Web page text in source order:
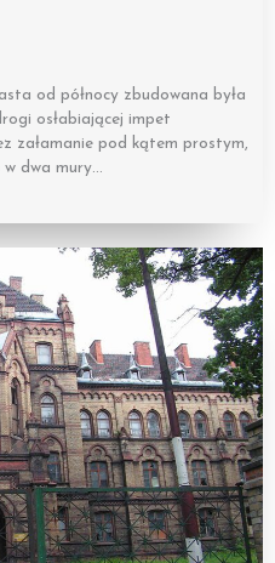
od północy zbudowana była
osłabiającej impet
załamanie pod kątem prostym,
w dwa mury…